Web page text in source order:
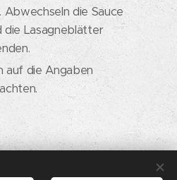
Abwechseln die Sauce
die Lasagneblätter
auf die Angaben